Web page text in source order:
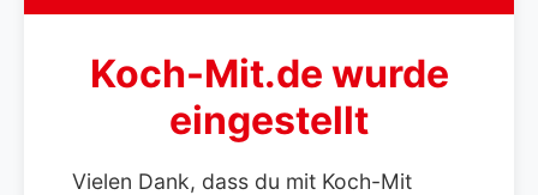
Koch-Mit.de wurde
eingestellt
Vielen Dank, dass du mit Koch-Mit